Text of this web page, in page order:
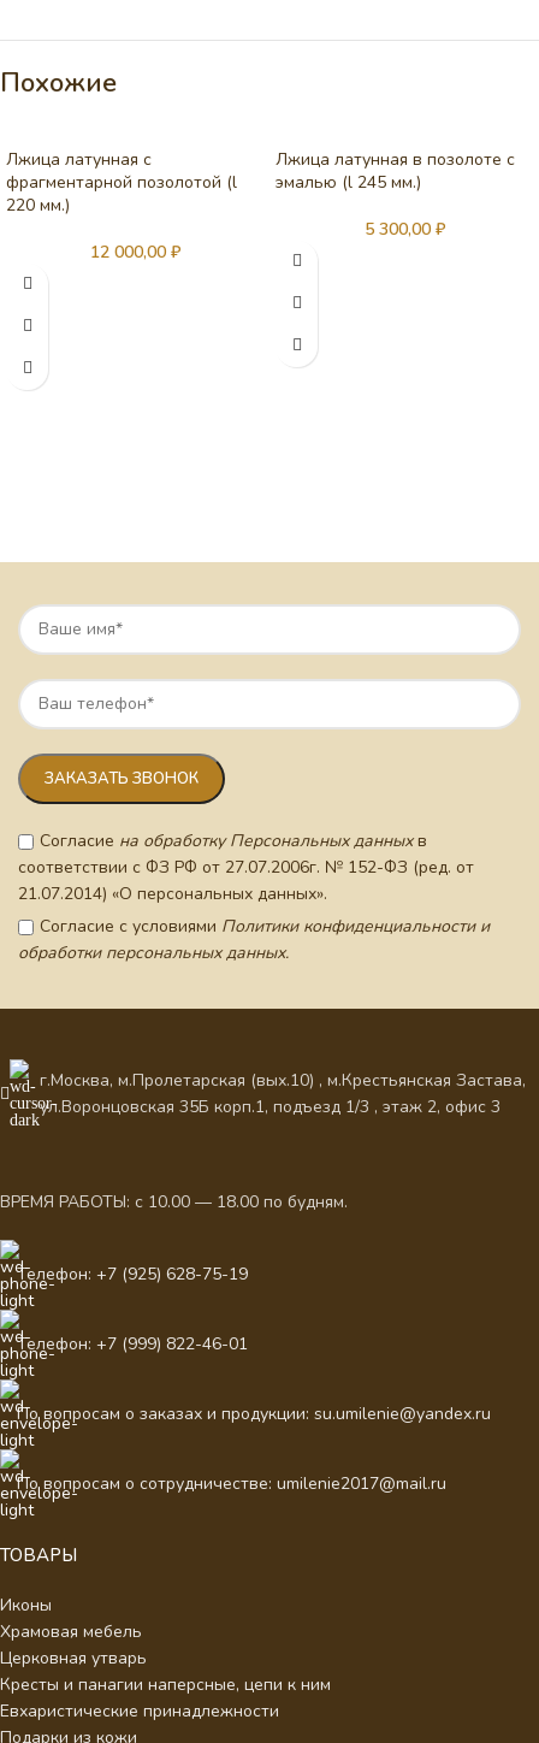
Похожие
Лжица латунная с
фрагментарной позолотой (l
220 мм.)
12 000,00 ₽
Лжица латунная в позолоте с
эмалью (l 245 мм.)
5 300,00 ₽
Согласие на обработку Персональных данныхв
соответствии с ФЗ РФ от 27.07.2006г. № 152-ФЗ (ред. от
21.07.2014) «О персональных данных».
Согласие с условиями Политики конфиденциальности и
обработки персональных данных.
г.Москва, м.Пролетарская (вых.10) , м.Крестьянская Застава,
ул.Воронцовская 35Б корп.1, подъезд 1/3 , этаж 2, офис 3
ВРЕМЯ РАБОТЫ: с 10.00 — 18.00 по будням.
Телефон: +7 (925) 628-75-19
Телефон: +7 (999) 822-46-01
По вопросам о заказах и продукции: su.umilenie@yandex.ru
По вопросам о сотрудничестве: umilenie2017@mail.ru
ТОВАРЫ
Иконы
Храмовая мебель
Церковная утварь
Кресты и панагии наперсные, цепи к ним
Евхаристические принадлежности
Подарки из кожи